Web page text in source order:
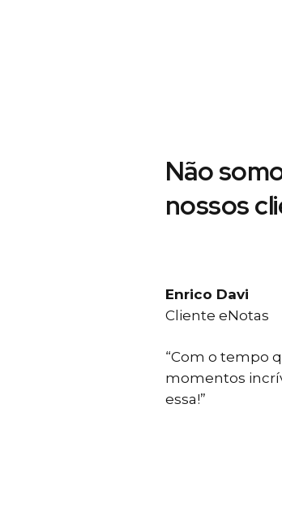
Não
nossos
Enrico Davi
Cliente eNotas
“Com o tempo
momentos
essa!”